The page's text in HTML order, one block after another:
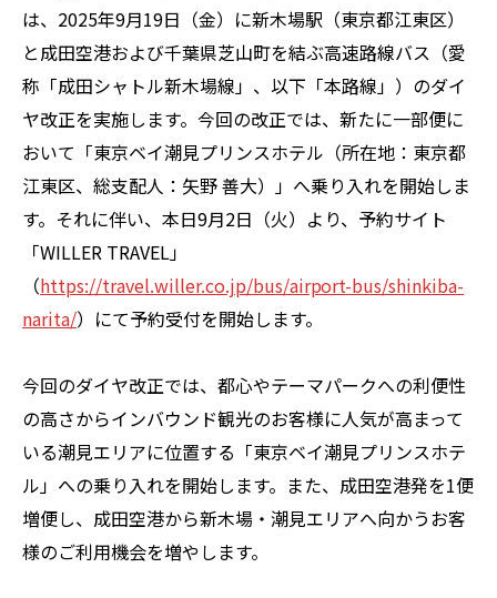
は、2025年9月19日（金）に新木場駅（東京都江東区）
と成田空港および千葉県芝山町を結ぶ高速路線バス（愛
称「成田シャトル新木場線」、以下「本路線」）のダイ
ヤ改正を実施します。今回の改正では、新たに一部便に
おいて「東京ベイ潮見プリンスホテル（所在地：東京都
江東区、総支配人：矢野 善大）」へ乗り入れを開始しま
す。それに伴い、本日9月2日（火）より、予約サイト
「WILLER TRAVEL」
（https://travel.willer.co.jp/bus/airport-bus/shinkiba-
narita/）にて予約受付を開始します。
今回のダイヤ改正では、都心やテーマパークへの利便性
の高さからインバウンド観光のお客様に人気が高まって
いる潮見エリアに位置する「東京ベイ潮見プリンスホテ
ル」への乗り入れを開始します。また、成田空港発を1便
増便し、成田空港から新木場・潮見エリアへ向かうお客
様のご利用機会を増やします。